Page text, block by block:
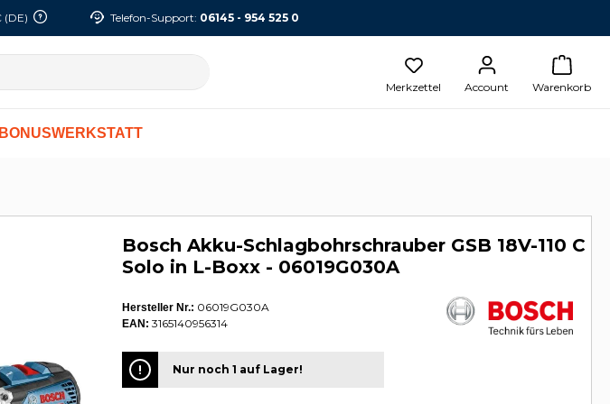
(DE) Telefon-Support: 06145 - 954 525 0
Merkzettel Account Warenkorb
BONUSWERKSTATT
Bosch Akku-Schlagbohrschrauber GSB 18V-110 C
Solo in L-Boxx - 06019G030A
Hersteller Nr.: 06019G030A
EAN: 3165140956314
Nur noch 1 auf Lager!